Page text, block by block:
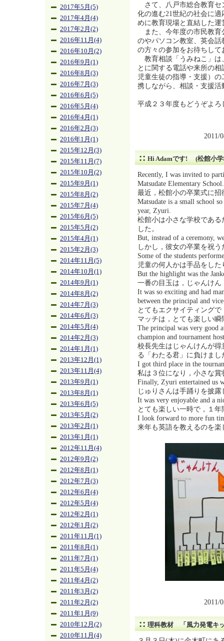
2017年5月(5)
2017年4月(4)
2017年2月(2)
2016年11月(4)
2016年10月(2)
2016年9月(1)
2016年8月(3)
2016年7月(3)
2016年6月(5)
2016年5月(4)
2016年4月(1)
2016年2月(3)
2016年1月(1)
2015年12月(3)
2015年11月(7)
2015年10月(2)
2015年9月(1)
2015年8月(2)
2015年7月(4)
2015年6月(5)
2015年5月(2)
2015年4月(1)
2015年2月(3)
2014年11月(5)
2014年10月(1)
2014年9月(1)
2014年8月(2)
2014年7月(3)
2014年6月(3)
2014年5月(4)
2014年2月(3)
2014年1月(1)
2013年12月(1)
2013年11月(4)
2013年9月(1)
2013年8月(1)
2013年6月(5)
2013年5月(2)
2013年2月(1)
2013年1月(1)
2012年11月(4)
2012年9月(2)
2012年8月(1)
2012年7月(3)
2012年6月(4)
2012年5月(4)
2012年2月(1)
2012年1月(2)
2011年11月(1)
2011年8月(1)
2011年7月(1)
2011年5月(4)
2011年4月(2)
2011年3月(2)
2011年2月(2)
2011年1月(9)
2010年12月(2)
2010年11月(4)
さて、八戸市総合教育セ
化の進む21世紀の社会に
めに教育現場と直結した運
また、今年度の市民教育
のやパソコン教室、英会
の方々の参加をお待ちして
教育相談「うみねこ」は
とに関する電話や来所の
児童生徒の指導・支援）
携しながら、相談・支援
平成２３年度もどうぞよ
2011/
Hi Adamです! (松館小学
Recently, I was invited to
Matsudate Elementary School.
最近，松館小の卒業式に招
Matsudate is a small school
year, Zyuri.
松館小は小さな学校であ
した。
But, instead of a ceremony,
しかし，彼女の卒業を祝
Some of the students
児童の何人かは手品をし
But the highlight was the
一番の目玉は，じゃんけ
It was so exciting and had
between the principal and
とてもエクサイティング
マッチは，とても楽しい瞬
The principal was very good
champion and tournament
校長先生はじゃんけんが
る「わたる君」に負けまし
I got third place in the
私は３位になり，小さな
Finally, Zyuri entertained us
じゅりさんは手踊りを披
It was very enjoyable and a
とても楽しい一時で，１
I look forward to more fun
来年も英語を教えるのを
2011/
理科教材 「風力発電キ